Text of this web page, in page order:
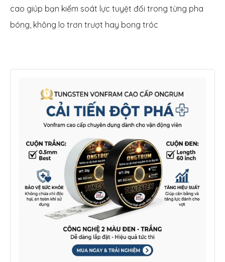
cao giúp bạn kiểm soát lực tuyệt đối trong từng pha
bóng, không lo trơn trượt hay bong tróc